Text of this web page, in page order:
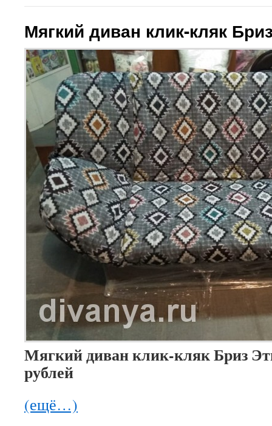
Мягкий диван клик-кляк
Мягкий диван клик-кляк Бриз
рублей
(ещё…)